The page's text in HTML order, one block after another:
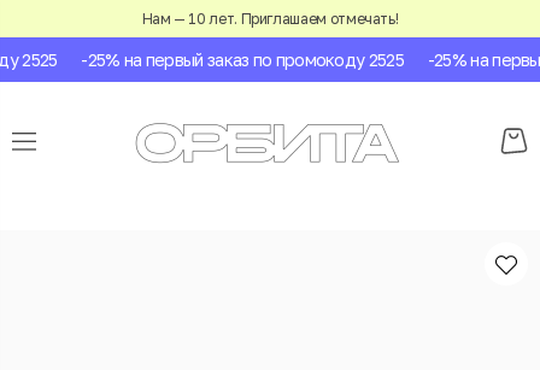
Нам — 10 лет. Приглашаем отмечать!
-25% на первый заказ по промокоду 2525 -25% на